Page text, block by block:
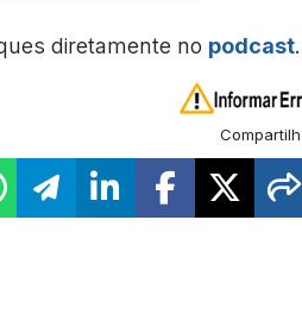
diretamente no podcast.